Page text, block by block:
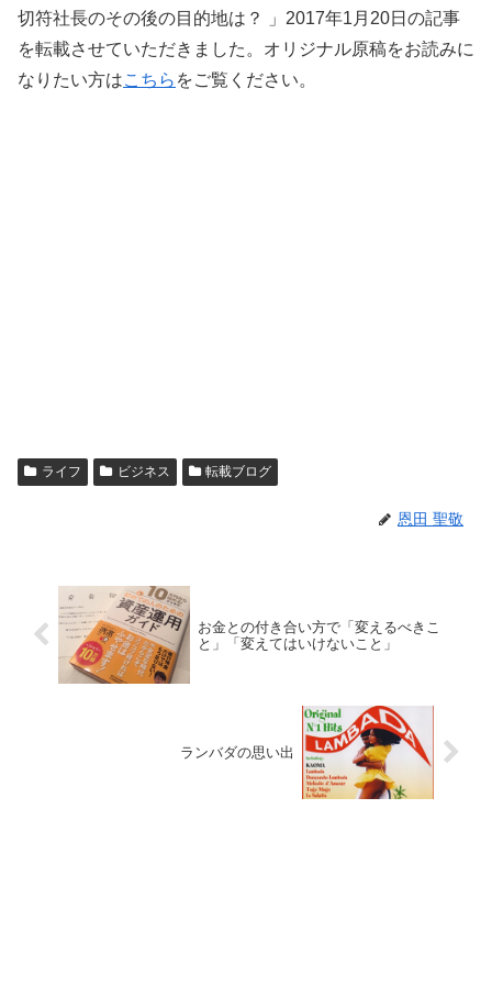
切符社長のその後の目的地は？ 」2017年1月20日の記事
を転載させていただきました。オリジナル原稿をお読みに
なりたい方はこちら をご覧ください。
ライフ ビジネス 転載ブログ
恩田 聖敬
お金との付き合い方で「変えるべきこ
と」「変えてはいけないこと」
ランバダの思い出